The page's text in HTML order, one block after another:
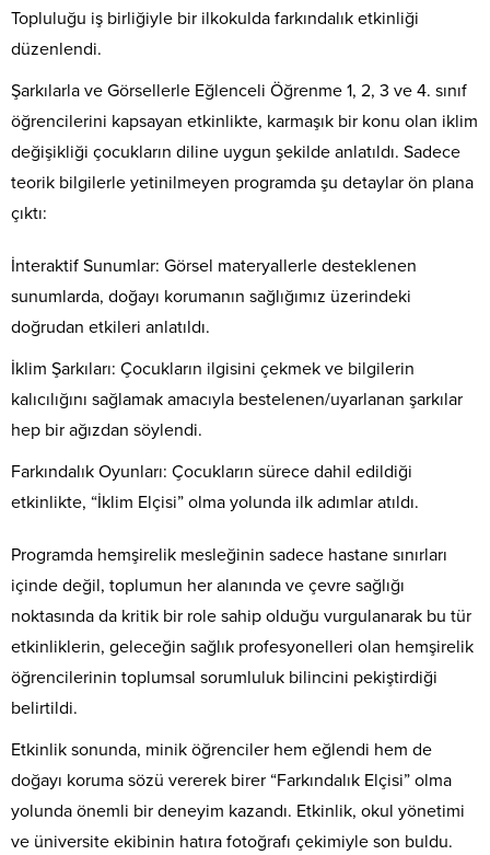
Topluluğu iş birliğiyle bir ilkokulda farkındalık etkinliği
düzenlendi.
Şarkılarla ve Görsellerle Eğlenceli Öğrenme 1, 2, 3 ve 4. sınıf
öğrencilerini kapsayan etkinlikte, karmaşık bir konu olan iklim
değişikliği çocukların diline uygun şekilde anlatıldı. Sadece
teorik bilgilerle yetinilmeyen programda şu detaylar ön plana
çıktı:
İnteraktif Sunumlar: Görsel materyallerle desteklenen
sunumlarda, doğayı korumanın sağlığımız üzerindeki
doğrudan etkileri anlatıldı.
İklim Şarkıları: Çocukların ilgisini çekmek ve bilgilerin
kalıcılığını sağlamak amacıyla bestelenen/uyarlanan şarkılar
hep bir ağızdan söylendi.
Farkındalık Oyunları: Çocukların sürece dahil edildiği
etkinlikte, “İklim Elçisi” olma yolunda ilk adımlar atıldı.
Programda hemşirelik mesleğinin sadece hastane sınırları
içinde değil, toplumun her alanında ve çevre sağlığı
noktasında da kritik bir role sahip olduğu vurgulanarak bu tür
etkinliklerin, geleceğin sağlık profesyonelleri olan hemşirelik
öğrencilerinin toplumsal sorumluluk bilincini pekiştirdiği
belirtildi.
Etkinlik sonunda, minik öğrenciler hem eğlendi hem de
doğayı koruma sözü vererek birer “Farkındalık Elçisi” olma
yolunda önemli bir deneyim kazandı. Etkinlik, okul yönetimi
ve üniversite ekibinin hatıra fotoğrafı çekimiyle son buldu.